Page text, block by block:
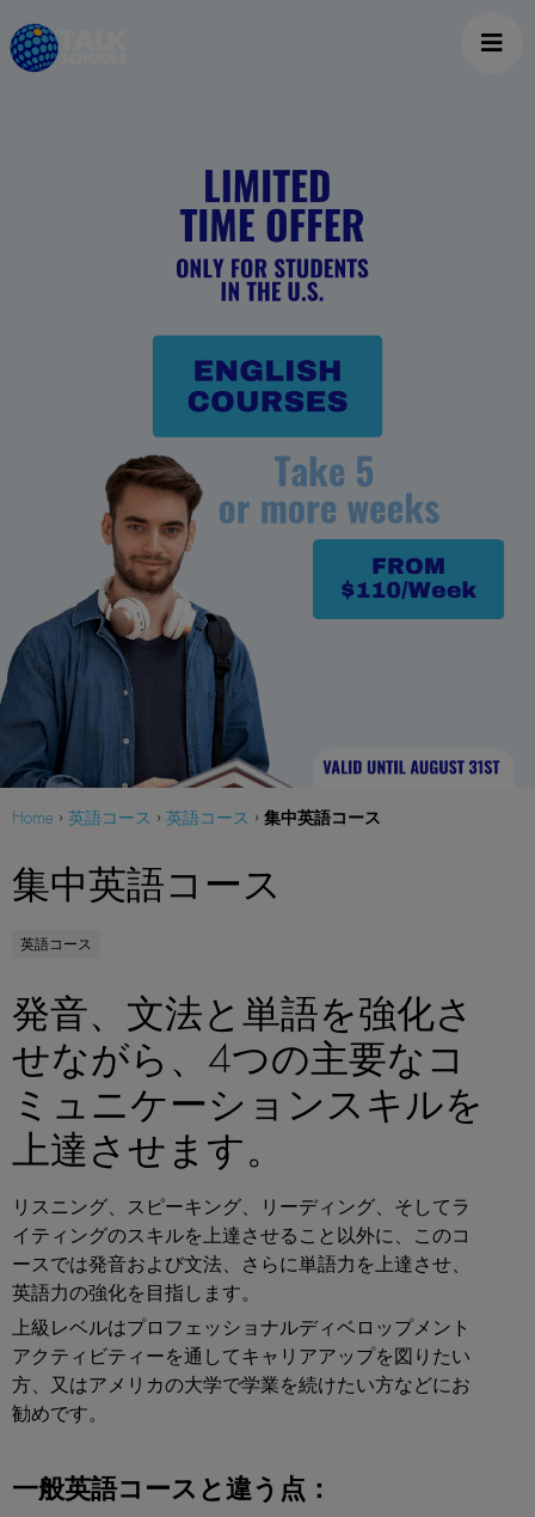
Home › 英語コース › 英語コース › 集中英語コース
集中英語コース
英語コース
発音、文法と単語を強化さ
せながら、4つの主要なコ
ミュニケーションスキルを
上達させます。
リスニング、スピーキング、リーディング、そしてラ
イティングのスキルを上達させること以外に、このコ
ースでは発音および文法、さらに単語力を上達させ、
英語力の強化を目指します。
上級レベルはプロフェッショナルディベロップメント
アクティビティーを通してキャリアアップを図りたい
方、又はアメリカの大学で学業を続けたい方などにお
勧めです。
一般英語コースと違う点：